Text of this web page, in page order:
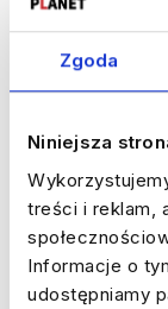
Zgoda
Niniejsza
treści i reklam,
Informacje o
udostępniamy